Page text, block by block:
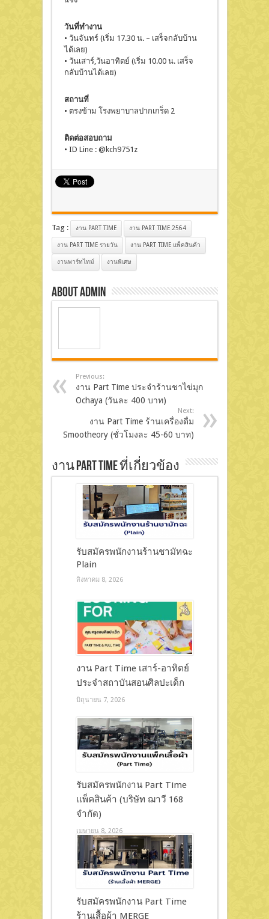
วันที่ทำงาน
• วันจันทร์ (เริ่ม 17.30 น. – เสร็จกลับบ้าน
ได้เลย)
• วันเสาร์,วันอาทิตย์ (เริ่ม 10.00 น. เสร็จ
กลับบ้านได้เลย)
สถานที่
• ตรงข้าม โรงพยาบาลปากเกร็ด 2
ติดต่อสอบถาม
• ID Line : @kch9751z
Tag : งาน PART TIME งาน PART TIME 2564
งาน PART TIME รายวัน งาน PART TIME แพ็คสินค้า
งานพาร์ทไทม์ งานพิเศษ
About admin
Previous:
งาน Part Time ประจำร้านชาไข่มุก
Ochaya (วันละ 400 บาท)
Next:
งาน Part Time ร้านเครื่องดื่ม
Smootheory (ชั่วโมงละ 45-60 บาท)
งาน Part Time ที่เกี่ยวข้อง
รับสมัครพนักงานร้านชามัทฉะ
Plain
สิงหาคม 8, 2026
งาน Part Time เสาร์-อาทิตย์
ประจำสถาบันสอนศิลปะเด็ก
มิถุนายน 7, 2026
รับสมัครพนักงาน Part Time
แพ็คสินค้า (บริษัท ฌาวี 168
จำกัด)
เมษายน 8, 2026
รับสมัครพนักงาน Part Time
ร้านเสื้อผ้า MERGE